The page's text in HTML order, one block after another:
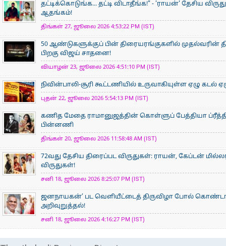
தட்டிக்கொடுங்க... தட்டி விடாதீங்க!" - 'ராயன்' தேசிய
ஆதங்கம்!
திங்கள் 27, ஜூலை 2026 4:53:22 PM (IST)
50 ஆண்டுகளுக்குப் பின் திரையரங்குகளில் முதல்வரின்
பிறகு விஜய் சாதனை!
வியாழன் 23, ஜூலை 2026 4:51:10 PM (IST)
நிவின்பாலி-சூரி கூட்டணியில் உருவாகியுள்ள ஏழு கடல்
புதன் 22, ஜூலை 2026 5:54:13 PM (IST)
கணித மேதை ராமானுஜத்தின் கொள்ளுப் பேத்தியா
பின்னணி
திங்கள் 20, ஜூலை 2026 11:58:48 AM (IST)
72வது தேசிய திரைப்பட விருதுகள்: ராயன், கேப்டன்
விருதுகள்!
சனி 18, ஜூலை 2026 8:25:07 PM (IST)
ஜனநாயகன்’ பட வெளியீட்டைத் திருவிழா போல்
அறிவுறுத்தல்!
சனி 18, ஜூலை 2026 4:16:27 PM (IST)